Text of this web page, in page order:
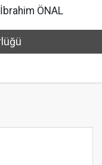
ÖNAL